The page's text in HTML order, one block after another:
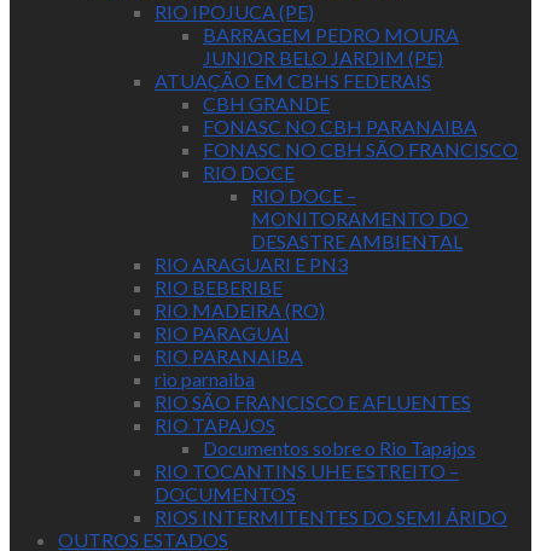
RIO IPOJUCA (PE)
BARRAGEM PEDRO MOURA
JUNIOR BELO JARDIM (PE)
ATUAÇÃO EM CBHS FEDERAIS
CBH GRANDE
FONASC NO CBH PARANAIBA
FONASC NO CBH SÃO FRANCISCO
RIO DOCE
RIO DOCE –
MONITORAMENTO DO
DESASTRE AMBIENTAL
RIO ARAGUARI E PN3
RIO BEBERIBE
RIO MADEIRA (RO)
RIO PARAGUAI
RIO PARANAIBA
rio parnaiba
RIO SÃO FRANCISCO E AFLUENTES
RIO TAPAJOS
Documentos sobre o Rio Tapajos
RIO TOCANTINS UHE ESTREITO –
DOCUMENTOS
RIOS INTERMITENTES DO SEMI ÁRIDO
OUTROS ESTADOS